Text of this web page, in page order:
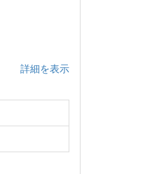
詳細を表示